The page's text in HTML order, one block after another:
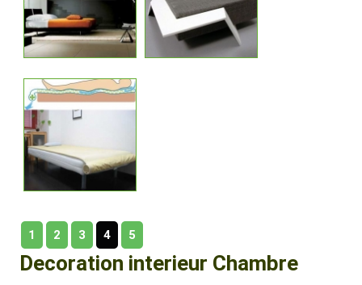
1 2 3 4 5
Decoration interieur Chambre